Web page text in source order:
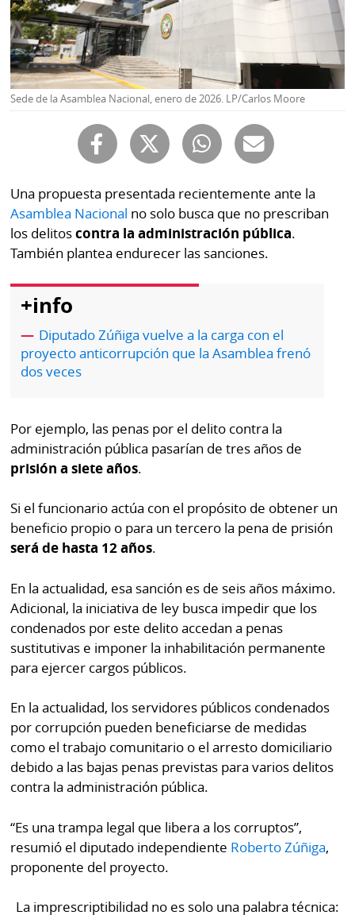
E-
Paper
Buscador
Comunicados
Catálogos
Kiosko
digital
Luctuosas
Contenido
de
marcas
RSS
Autores
Notas
al
lector
Buenas
prácticas
OTROS
SITIOS
por
Metro
Tienda
Tus
Tiquetes
Cero
KM
Corprensa
Diario
Ellas
La
Prensa
Fácil
Hoy
por
Hoy
⌾
Sábado
Picante
⌾
La
Repregunta
⌾
Cual
Sabrina
Sin
Censura
Sede de la Asamblea Nacional, enero de 2026. LP/Carlos Moore
Una propuesta presentada recientemente ante la
Asamblea Nacional no solo busca que no prescriban
los delitoscontra la administración pública.
También plantea endurecer las sanciones.
+info
Diputado Zúñiga vuelve a la carga con el
proyecto anticorrupción que la Asamblea frenó
dos veces
Por ejemplo, las penas por el delito contra la
administración pública pasarían de tres años de
prisión a siete años.
Si el funcionario actúa con el propósito de obtener un
beneficio propio o para un tercero la pena de prisión
será de hasta 12 años.
En la actualidad, esa sanción es de seis años máximo.
Adicional, la iniciativa de ley busca impedir que los
condenados por este delito accedan a penas
sustitutivas e imponer la inhabilitación permanente
para ejercer cargos públicos.
En la actualidad, los servidores públicos condenados
por corrupción pueden beneficiarse de medidas
como el trabajo comunitario o el arresto domiciliario
debido a las bajas penas previstas para varios delitos
contra la administración pública.
“Es una trampa legal que libera a los corruptos”,
resumió el diputado independiente Roberto Zúñiga,
proponente del proyecto.
La imprescriptibilidad no es solo una palabra técnica: